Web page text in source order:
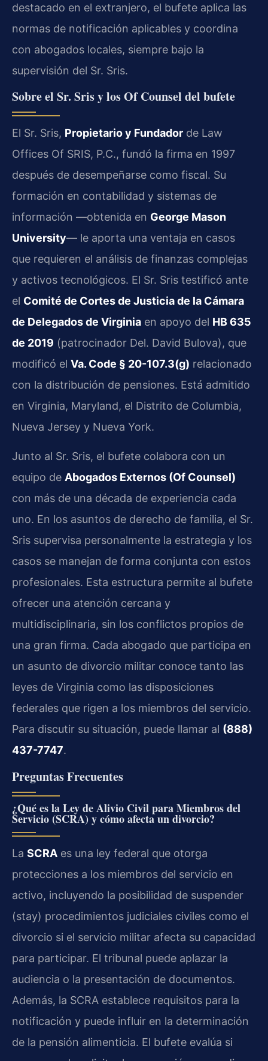
destacado en el extranjero, el bufete aplica las
normas de notificación aplicables y coordina
con abogados locales, siempre bajo la
supervisión del Sr. Sris.
Sobre el Sr. Sris y los Of Counsel del bufete
El Sr. Sris, Propietario y Fundador de Law
Offices Of SRIS, P.C., fundó la firma en 1997
después de desempeñarse como fiscal. Su
formación en contabilidad y sistemas de
información —obtenida en George Mason
University— le aporta una ventaja en casos
que requieren el análisis de finanzas complejas
y activos tecnológicos. El Sr. Sris testificó ante
el Comité de Cortes de Justicia de la Cámara
de Delegados de Virginia en apoyo del HB 635
de 2019 (patrocinador Del. David Bulova), que
modificó el Va. Code § 20-107.3(g) relacionado
con la distribución de pensiones. Está admitido
en Virginia, Maryland, el Distrito de Columbia,
Nueva Jersey y Nueva York.
Junto al Sr. Sris, el bufete colabora con un
equipo de Abogados Externos (Of Counsel)
con más de una década de experiencia cada
uno. En los asuntos de derecho de familia, el Sr.
Sris supervisa personalmente la estrategia y los
casos se manejan de forma conjunta con estos
profesionales. Esta estructura permite al bufete
ofrecer una atención cercana y
multidisciplinaria, sin los conflictos propios de
una gran firma. Cada abogado que participa en
un asunto de divorcio militar conoce tanto las
leyes de Virginia como las disposiciones
federales que rigen a los miembros del servicio.
Para discutir su situación, puede llamar al (888)
437-7747.
Preguntas Frecuentes
¿Qué es la Ley de Alivio Civil para Miembros del
Servicio (SCRA) y cómo afecta un divorcio?
La SCRA es una ley federal que otorga
protecciones a los miembros del servicio en
activo, incluyendo la posibilidad de suspender
(stay) procedimientos judiciales civiles como el
divorcio si el servicio militar afecta su capacidad
para participar. El tribunal puede aplazar la
audiencia o la presentación de documentos.
Además, la SCRA establece requisitos para la
notificación y puede influir en la determinación
de la pensión alimenticia. El bufete evalúa si